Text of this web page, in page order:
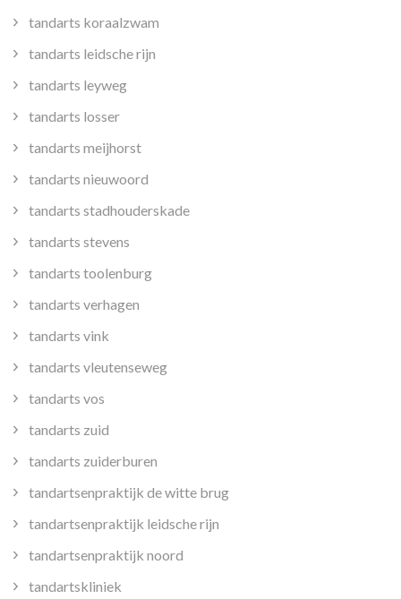
tandarts koraalzwam
tandarts leidsche rijn
tandarts leyweg
tandarts losser
tandarts meijhorst
tandarts nieuwoord
tandarts stadhouderskade
tandarts stevens
tandarts toolenburg
tandarts verhagen
tandarts vink
tandarts vleutenseweg
tandarts vos
tandarts zuid
tandarts zuiderburen
tandartsenpraktijk de witte brug
tandartsenpraktijk leidsche rijn
tandartsenpraktijk noord
tandartskliniek